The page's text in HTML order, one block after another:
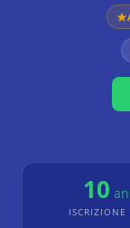
10
ISCRIZIONE